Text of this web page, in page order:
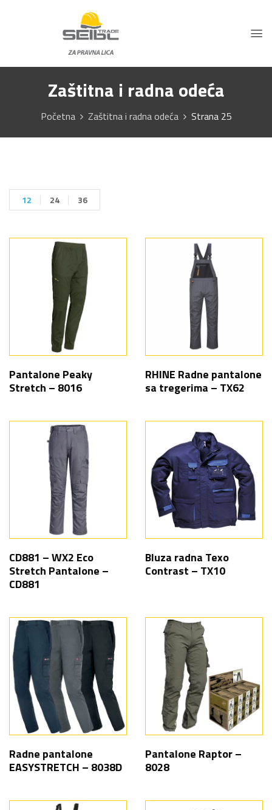
Zaštitna i radna odeća
Početna Zaštitna i radna odeća Strana 25
12 24 36
Pantalone Peaky
Stretch – 8016
RHINE Radne pantalone
sa tregerima – TX62
CD881 – WX2 Eco
Stretch Pantalone –
CD881
Bluza radna Texo
Contrast – TX10
Radne pantalone
EASYSTRETCH – 8038D
Pantalone Raptor –
8028